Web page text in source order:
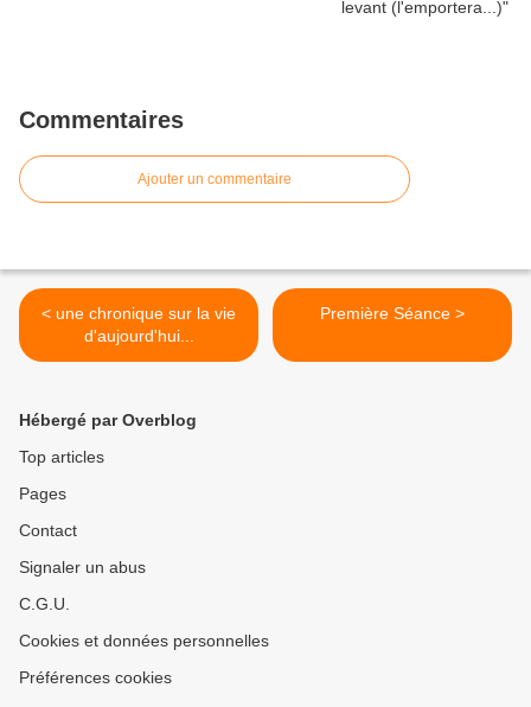
Commentaires
Ajouter un commentaire
< une chronique sur la vie
d'aujourd'hui...
Première Séance >
Hébergé par Overblog
Top articles
Pages
Contact
Signaler un abus
C.G.U.
Cookies et données personnelles
Préférences cookies